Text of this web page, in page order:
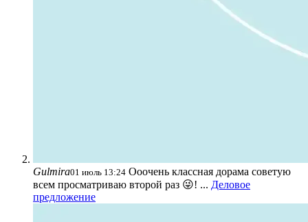
Gulmira01 июль 13:24 Ооочень классная дорама советую
всем просматриваю второй раз 😜! ... Деловое
предложение